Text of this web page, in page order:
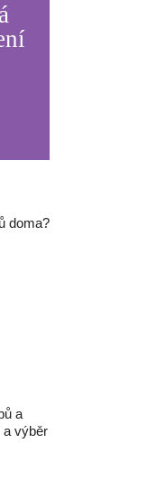
doma?
a
a výběr